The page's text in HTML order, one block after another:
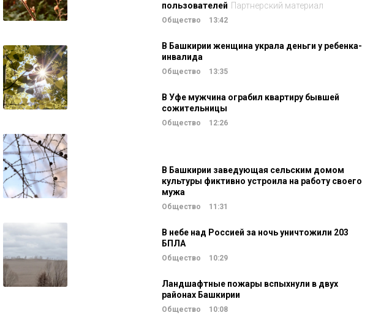
пользователей Партнерский материал
Общество 13:42
В Башкирии женщина украла деньги у ребенка-
инвалида
Общество 13:35
В Уфе мужчина ограбил квартиру бывшей
сожительницы
Общество 12:26
В Башкирии заведующая сельским домом
культуры фиктивно устроила на работу своего
мужа
Общество 11:31
В небе над Россией за ночь уничтожили 203
БПЛА
Общество 10:29
Ландшафтные пожары вспыхнули в двух
районах Башкирии
Общество 10:08